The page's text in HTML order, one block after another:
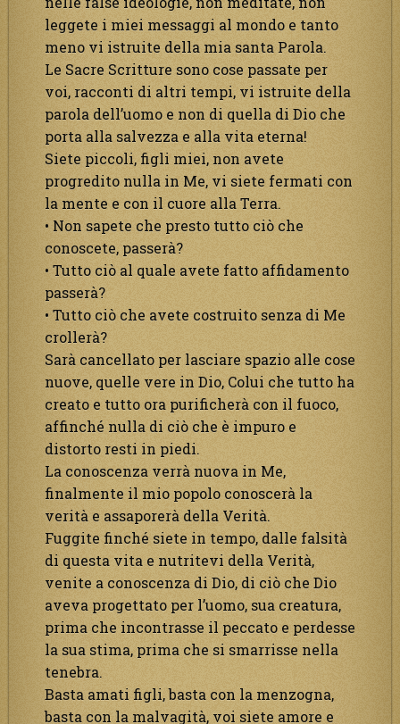
leggete i miei messaggi al mondo e tanto
meno vi istruite della mia santa Parola.
Le Sacre Scritture sono cose passate per
voi, racconti di altri tempi, vi istruite della
parola dell’uomo e non di quella di Dio che
porta alla salvezza e alla vita eterna!
Siete piccoli, figli miei, non avete
progredito nulla in Me, vi siete fermati con
la mente e con il cuore alla Terra.
• Non sapete che presto tutto ciò che
conoscete, passerà?
• Tutto ciò al quale avete fatto affidamento
passerà?
• Tutto ciò che avete costruito senza di Me
crollerà?
Sarà cancellato per lasciare spazio alle cose
nuove, quelle vere in Dio, Colui che tutto ha
creato e tutto ora purificherà con il fuoco,
affinché nulla di ciò che è impuro e
distorto resti in piedi.
La conoscenza verrà nuova in Me,
finalmente il mio popolo conoscerà la
verità e assaporerà della Verità.
Fuggite finché siete in tempo, dalle falsità
di questa vita e nutritevi della Verità,
venite a conoscenza di Dio, di ciò che Dio
aveva progettato per l’uomo, sua creatura,
prima che incontrasse il peccato e perdesse
la sua stima, prima che si smarrisse nella
tenebra.
Basta amati figli, basta con la menzogna,
basta con la malvagità, voi siete amore e